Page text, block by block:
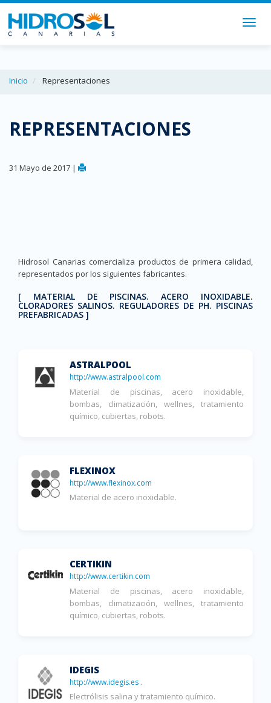
Inicio Representaciones
REPRESENTACIONES
31 Mayo de 2017 |
Hidrosol Canarias comercializa productos de primera calidad,
representados por los siguientes fabricantes.
[ MATERIAL DE PISCINAS. ACERO INOXIDABLE.
CLORADORES SALINOS. REGULADORES DE PH. PISCINAS
PREFABRICADAS ]
ASTRALPOOL
http://www.astralpool.com
Material de piscinas, acero inoxidable,
bombas, climatización, wellnes, tratamiento
químico, cubiertas, robots.
FLEXINOX
http://www.flexinox.com
Material de acero inoxidable.
CERTIKIN
http://www.certikin.com
Material de piscinas, acero inoxidable,
bombas, climatización, wellnes, tratamiento
químico, cubiertas, robots.
IDEGIS
http://www.idegis.es .
Electrólisis salina y tratamiento químico.